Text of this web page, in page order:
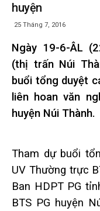
huyện
25 Tháng 7, 2016
Ngày 19-6-ÂL
(thị trấn Núi
buổi tổng duyệt
liên hoan văn
huyện Núi Thành.
Tham dự buổi
UV Thường trực
Ban HDPT PG
BTS PG huyện